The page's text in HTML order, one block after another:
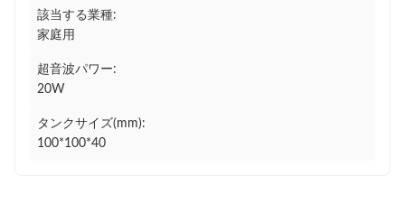
該当する業種:
家庭用
超音波パワー:
20W
タンクサイズ(mm):
100*100*40